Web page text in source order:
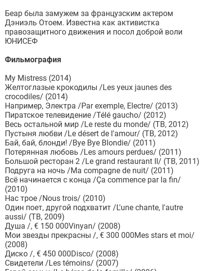
Беар была замужем за французским актером
Дэниэль Отоем. Известна как активистка
правозащитного движения и посол доброй воли
ЮНИСЕФ
Фильмография
My Mistress (2014)
Желтоглазые крокодилы /Les yeux jaunes des
crocodiles/ (2014)
Например, Электра /Par exemple, Electre/ (2013)
Пиратское телевидение /Télé gaucho/ (2012)
Весь остальной мир /Le reste du monde/ (ТВ, 2012)
Пустыня любви /Le désert de l'amour/ (ТВ, 2012)
Бай, бай, блонди! /Bye Bye Blondie/ (2011)
Потерянная любовь /Les amours perdues/ (2011)
Большой ресторан 2 /Le grand restaurant II/ (ТВ, 2011)
Подруга на ночь /Ma compagne de nuit/ (2011)
Всё начинается с конца /Ça commence par la fin/
(2010)
Нас трое /Nous trois/ (2010)
Один поет, другой подхватит /L'une chante, l'autre
aussi/ (ТВ, 2009)
Душа /, € 150 000Vinyan/ (2008)
Мои звезды прекрасны /, € 300 000Mes stars et moi/
(2008)
Диско /, € 450 000Disco/ (2008)
Свидетели /Les témoins/ (2007)